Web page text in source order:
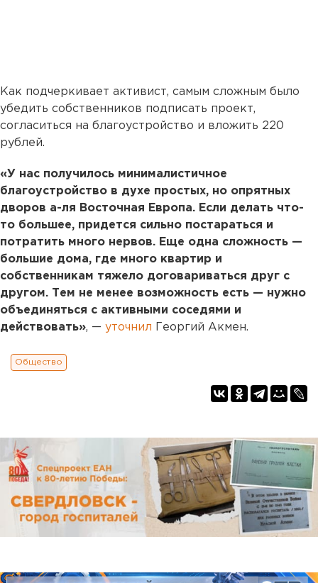
Как подчеркивает активист, самым сложным было
убедить собственников подписать проект,
согласиться на благоустройство и вложить 220
рублей.
«У нас получилось минималистичное
благоустройство в духе простых, но опрятных
дворов а-ля Восточная Европа. Если делать что-
то большее, придется сильно постараться и
потратить много нервов. Еще одна сложность —
большие дома, где много квартир и
собственникам тяжело договариваться друг с
другом. Тем не менее возможность есть — нужно
объединяться с активными соседями и
действовать», — уточнил Георгий Акмен.
Общество